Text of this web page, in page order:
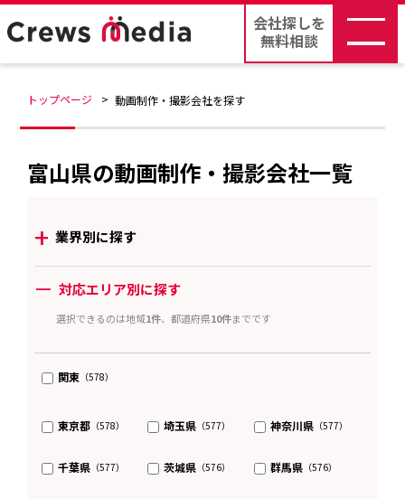
会社探しを
無料相談
トップページ 動画制作・撮影会社を探す
富山県の動画制作・撮影会社一覧
+ 業界別に探す
ー 対応エリア別に探す
選択できるのは地域1件、都道府県10件までです
関東（578）
東京都（578） 埼玉県 （577） 神奈川県 （577）
千葉県（577） 茨城県 （576） 群馬県 （576）